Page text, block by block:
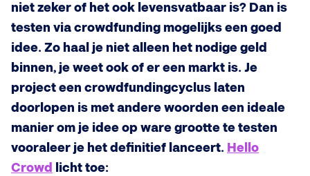
niet zeker of het ook levensvatbaar is? Dan is
testen via crowdfunding mogelijks een goed
idee. Zo haal je niet alleen het nodige geld
binnen, je weet ook of er een markt is. Je
project een crowdfundingcyclus laten
doorlopen is met andere woorden een ideale
manier om je idee op ware grootte te testen
vooraleer je het definitief lanceert. Hello
Crowd
licht toe: